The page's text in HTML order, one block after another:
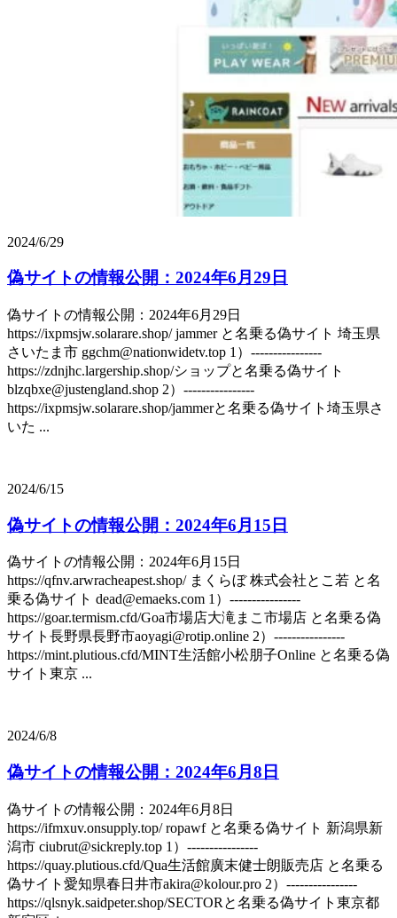
2024/6/29
偽サイトの情報公開：2024年6月29日
偽サイトの情報公開：2024年6月29日
https://ixpmsjw.solarare.shop/ jammer と名乗る偽サイト 埼玉県
さいたま市 ggchm@nationwidetv.top 1）----------------
https://zdnjhc.largership.shop/ショップと名乗る偽サイト
blzqbxe@justengland.shop 2）----------------
https://ixpmsjw.solarare.shop/jammerと名乗る偽サイト埼玉県さ
いた ...
2024/6/15
偽サイトの情報公開：2024年6月15日
偽サイトの情報公開：2024年6月15日
https://qfnv.arwracheapest.shop/ まくらぼ 株式会社とこ若 と名
乗る偽サイト dead@emaeks.com 1）----------------
https://goar.termism.cfd/Goa市場店大滝まこ市場店 と名乗る偽
サイト長野県長野市aoyagi@rotip.online 2）----------------
https://mint.plutious.cfd/MINT生活館小松朋子Online と名乗る偽
サイト東京 ...
2024/6/8
偽サイトの情報公開：2024年6月8日
偽サイトの情報公開：2024年6月8日
https://ifmxuv.onsupply.top/ ropawf と名乗る偽サイト 新潟県新
潟市 ciubrut@sickreply.top 1）----------------
https://quay.plutious.cfd/Qua生活館廣末健士朗販売店 と名乗る
偽サイト愛知県春日井市akira@kolour.pro 2）----------------
https://qlsnyk.saidpeter.shop/SECTORと名乗る偽サイト東京都